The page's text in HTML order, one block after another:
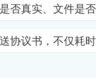
真实、文件
议书，不